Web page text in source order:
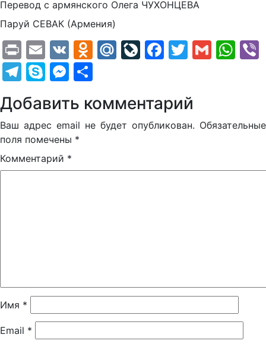
Перевод с армянского Олега ЧУХОНЦЕВА
Паруй СЕВАК (Армения)
PrintEmail
VK Odnoklassniki
Mail.Ru
LiveJournal
Facebook
Twitter
Gmail
Telegram
SkypeMessenger
Добавить комментарий
Ваш адрес email не будет опубликован. Обязательные
поля помечены *
Комментарий *
Имя *
Email *